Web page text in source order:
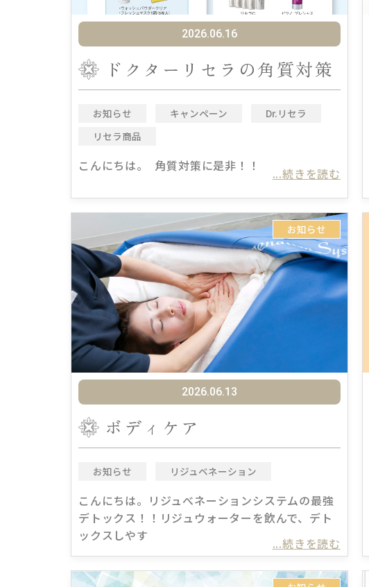
2026.06.16
ドクターリセラの角質対策
お知らせ キャンペーン
Dr.リセラ
リセラ商品
こんにちは。 角質対策に是非！！ ...続きを読む
2026.06.13
ボディケア
お知らせ
お知らせ リジュベネーション
こんにちは。リジュべネーションシステムの最強
デトックス！！リジュウォーターを飲んで、デト
ックスしやす
...続きを読む